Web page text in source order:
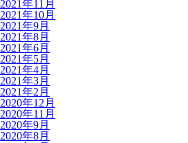
2021年11月
2021年10月
2021年9月
2021年8月
2021年6月
2021年5月
2021年4月
2021年3月
2021年2月
2020年12月
2020年11月
2020年9月
2020年8月